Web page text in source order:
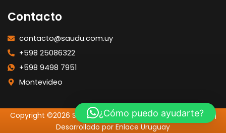
Contacto
contacto@saudu.com.uy
+598 25086322
+598 9498 7951
Montevideo
Copyright ©2026 SAUDU | Todos los Derechos Reservados |
Desarrollado por Enlace Uruguay
¿Cómo puedo ayudarte?